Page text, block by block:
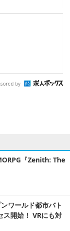
by
『Zenith: The
ワールド都市バト
開始！ VRにも対